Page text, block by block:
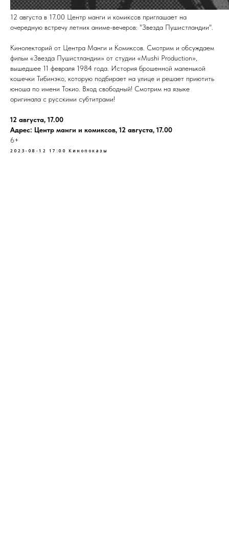
12 августа в 17.00 Центр манги и комиксов приглашает на
очередную встречу летних аниме-вечеров: "Звезда Пушистландии".
Кинолекторий от Центра Манги и Комиксов. Смотрим и обсуждаем
фильм «Звезда Пушистландии» от студии «Mushi Production»,
вышедшее 11 февраля 1984 года. История брошенной маленькой
кошечки Тибинэко, которую подбирает на улице и решает приютить
юноша по имени Токио. Вход свободный! Смотрим на языке
оригинала с русскими субтитрами!
12 августа, 17.00
Адрес: Центр манги и комиксов, 12 августа, 17.00
6+
2023-08-12 17:00 Кинопоказы